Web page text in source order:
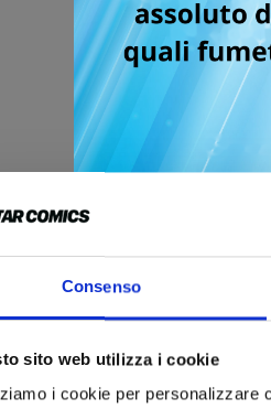
Consenso
sito web utilizza i cookie
i cookie per personalizzare
Nome*
Comune*